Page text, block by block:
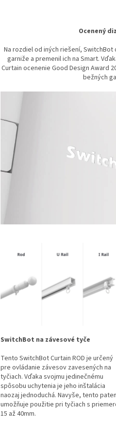
Ocenený
Na rozdiel od iných riešení,
garniže a premenil ich na Smart.
Curtain ocenenie Good Design Award
bežných
SwitchBot na závesové tyče
Tento SwitchBot Curtain ROD je určený
pre ovládanie závesov zavesených na
tyčiach. Vďaka svojmu jedinečnému
spôsobu uchytenia je jeho inštalácia
naozaj jednoduchá. Navyše, tento
umožňuje použitie pri tyčiach s
15 až 40mm.